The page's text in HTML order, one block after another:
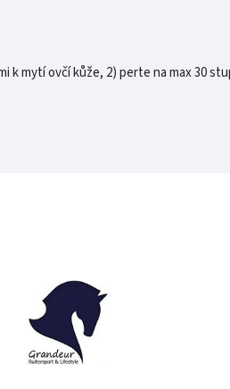
k mytí ovčí kůže, 2) perte na max 30